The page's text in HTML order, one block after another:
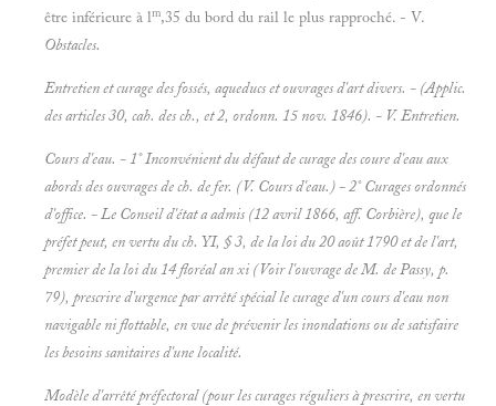
être inférieure à lm,35 du bord du rail le plus rapproché. - V.
Obstacles.
Entretien et curage des fossés, aqueducs et ouvrages d'art divers. - (Applic.
des articles 30, cah. des ch., et 2, ordonn. 15 nov. 1846). - V.Entretien.
Cours d'eau. - 1° Inconvénient du défaut de curage des coure d'eau aux
abords des ouvrages de ch. de fer. (V. Cours d'eau.) - 2° Curages ordonnés
d'office. - Le Conseil d'état a admis (12 avril 1866, aff. Corbière), que le
préfet peut, en vertu du ch. YI, § 3, de la loi du 20 août 1790 et de l'art,
premier de la loi du 14 floréal an xi (Voir l'ouvrage de M. de Passy, p.
79), prescrire d'urgence par arrêté spécial le curage d'un cours d'eau non
navigable ni flottable, en vue de prévenir les inondations ou de satisfaire
les besoins sanitaires d'une localité.
Modèle d'arrêté préfectoral (pour les curages réguliers à prescrire, en vertu